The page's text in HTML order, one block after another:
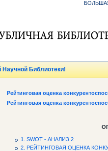
Библиотеки!
Рейтинговая оценка
Рейтинговая оценка
1. SWOT - АНАЛИЗ 2
2. РЕЙТИНГОВАЯ ОЦЕНКА